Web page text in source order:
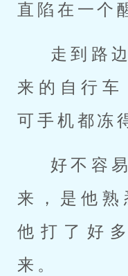
直陷在一个
走到路
来的自行车
可手机都冻
好不容
来，是他熟
他打了好
来。